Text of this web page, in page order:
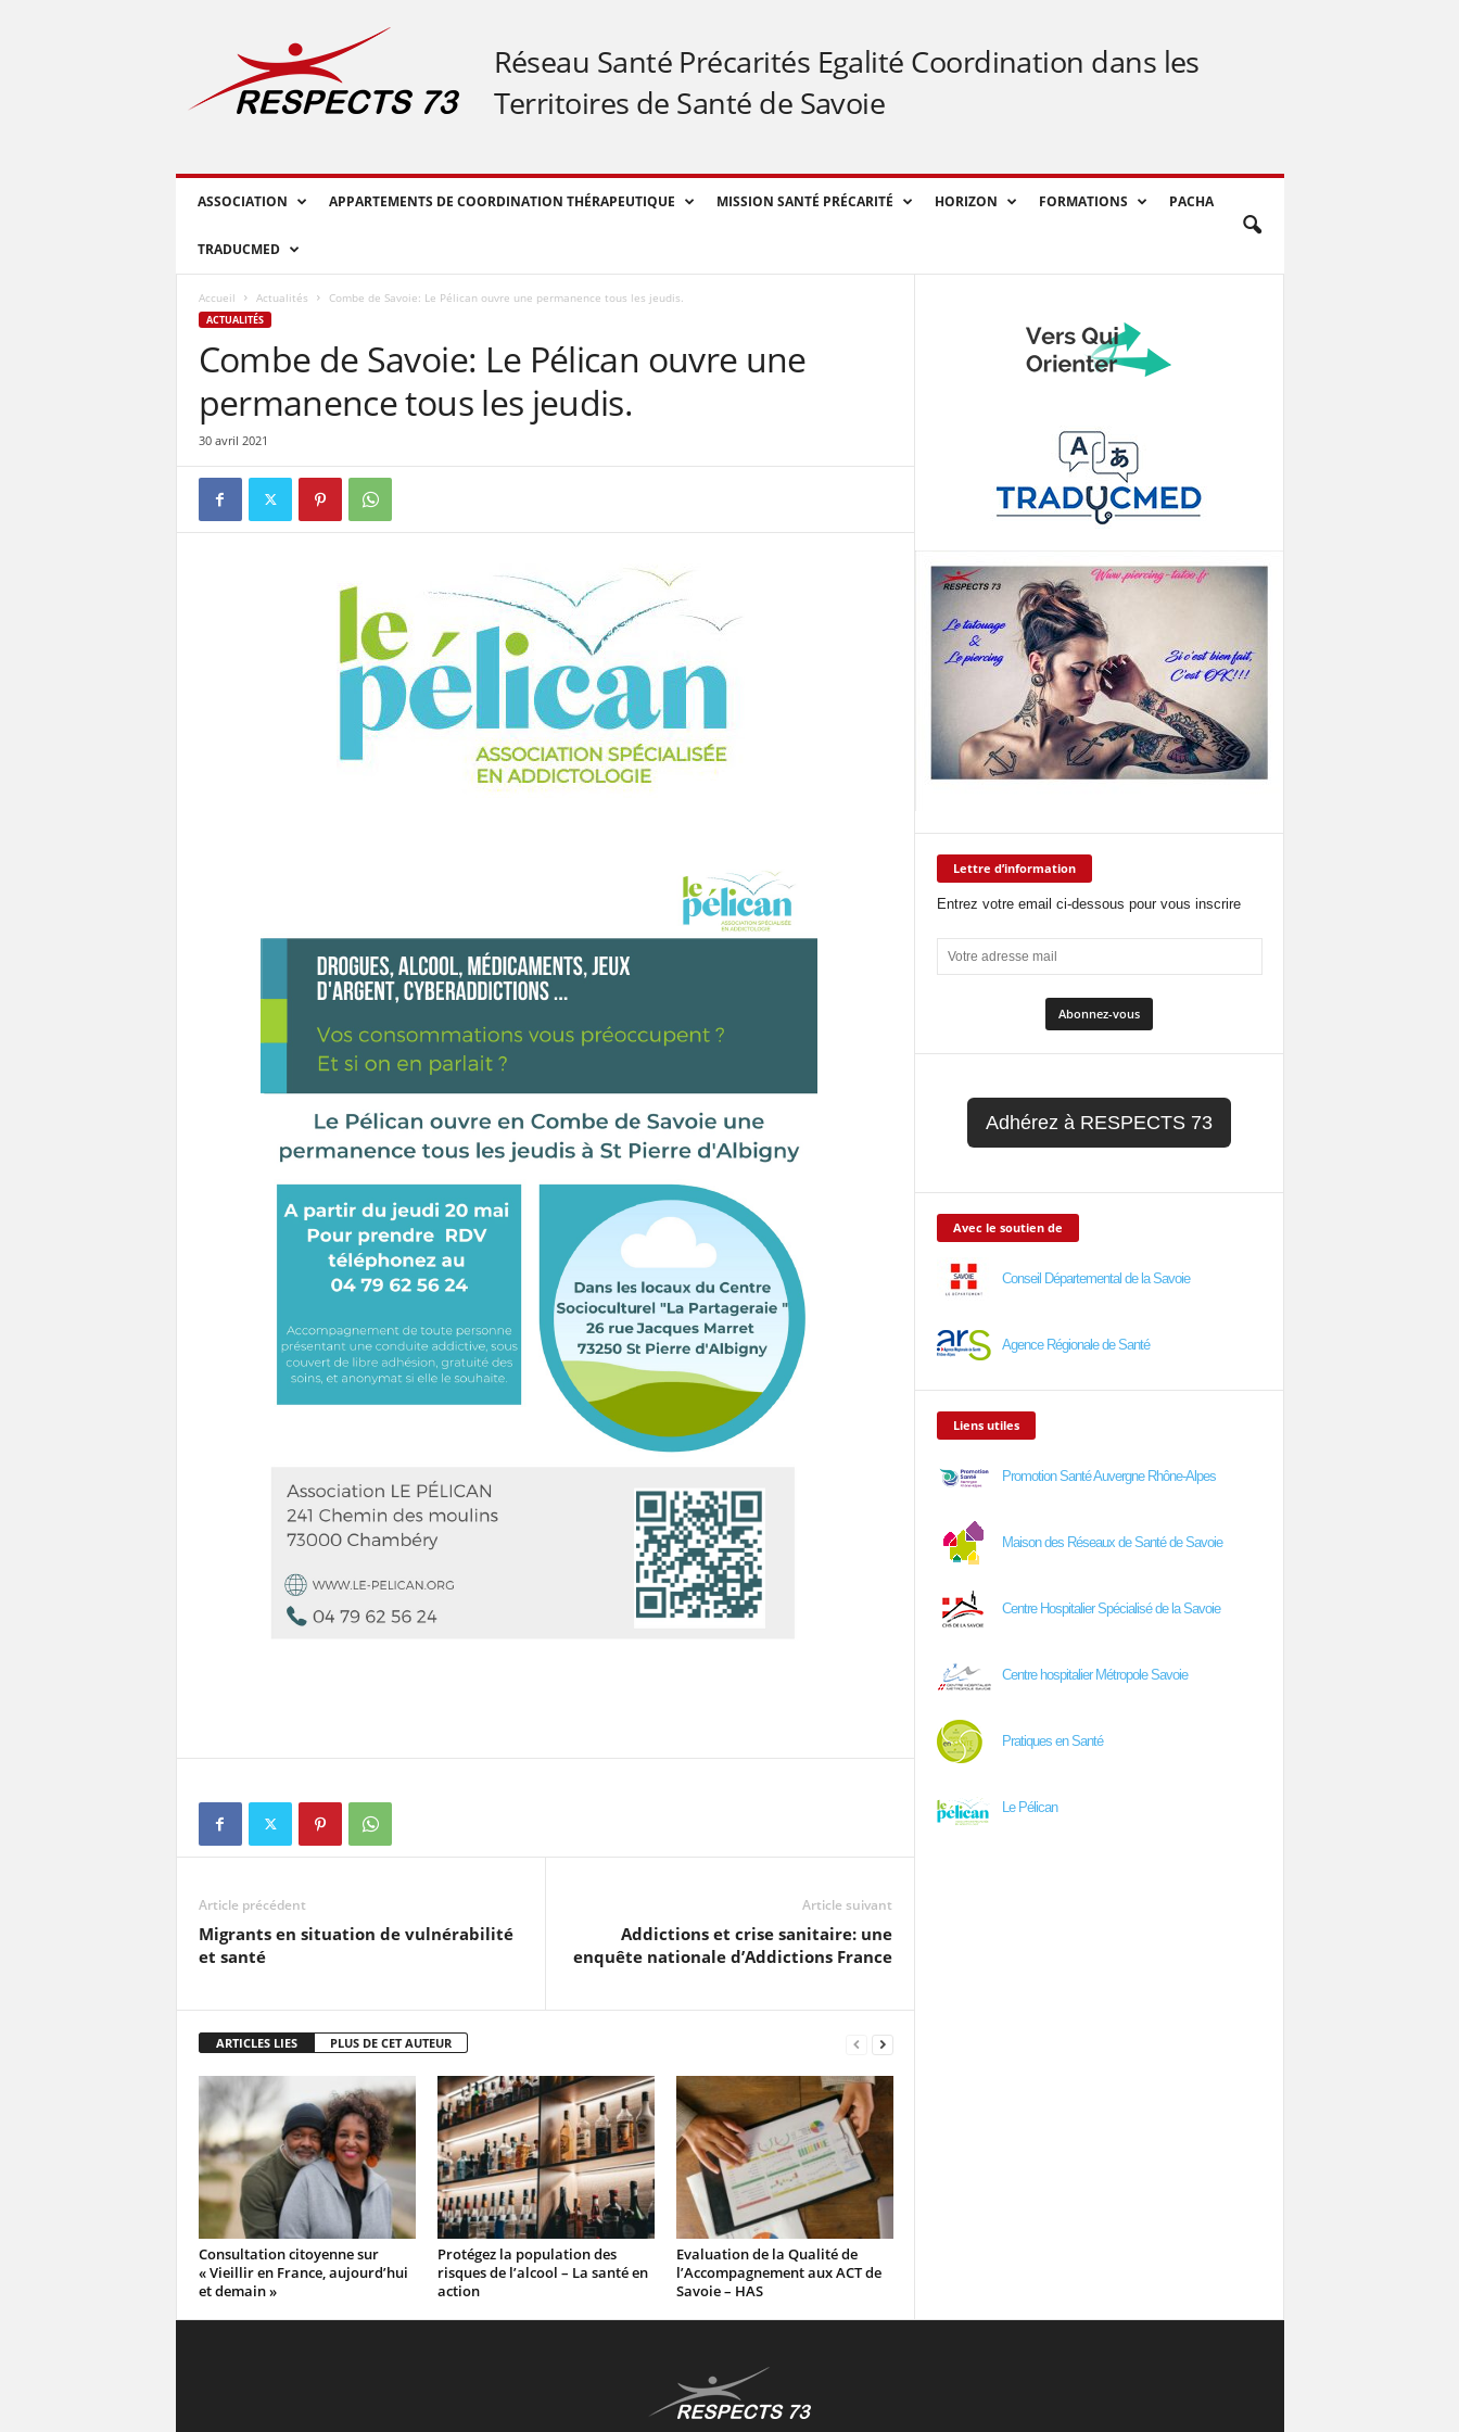
S
Réseau Santé Précarités Egalité Coordination dans les
Territoires de Santé de Savoie
ASSOCIATION APPARTEMENTS DE COORDINATION THÉRAPEUTIQUE MISSION SANTÉ PRÉCARITÉ HORIZON FORMATIONS PACHA
TRADUCMED
Accueil Actualités Combe de Savoie: Le Pélican ouvre une permanence tous les jeudis.
ACTUALITÉS
Combe de Savoie: Le Pélican ouvre une
permanence tous les jeudis.
30 avril 2021
Article précédent
Migrants en situation de vulnérabilité
et santé
Article suivant
Addictions et crise sanitaire: une
enquête nationale d’Addictions France
ARTICLES LIES PLUS DE CET AUTEUR
Consultation citoyenne sur
« Vieillir en France, aujourd’hui
et demain »
Protégez la population des
risques de l’alcool – La santé en
action
Evaluation de la Qualité de
l’Accompagnement aux ACT de
Savoie – HAS
Lettre d’information
Entrez votre email ci-dessous pour vous inscrire
Adhérez à RESPECTS 73
Avec le soutien de
Conseil Départemental de la Savoie
Agence Régionale de Santé
Liens utiles
Promotion Santé Auvergne Rhône-Alpes
Maison des Réseaux de Santé de Savoie
Centre Hospitalier Spécialisé de la Savoie
Centre hospitalier Métropole Savoie
Pratiques en Santé
Le Pélican